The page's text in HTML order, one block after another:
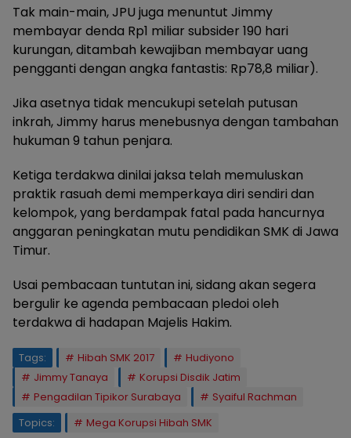
Tak main-main, JPU juga menuntut Jimmy
membayar denda Rp1 miliar subsider 190 hari
kurungan, ditambah kewajiban membayar uang
pengganti dengan angka fantastis: Rp78,8 miliar).
Jika asetnya tidak mencukupi setelah putusan
inkrah, Jimmy harus menebusnya dengan tambahan
hukuman 9 tahun penjara.
Ketiga terdakwa dinilai jaksa telah memuluskan
praktik rasuah demi memperkaya diri sendiri dan
kelompok, yang berdampak fatal pada hancurnya
anggaran peningkatan mutu pendidikan SMK di Jawa
Timur.
Usai pembacaan tuntutan ini, sidang akan segera
bergulir ke agenda pembacaan pledoi oleh
terdakwa di hadapan Majelis Hakim.
Tags: Hibah SMK 2017
Hudiyono
Jimmy Tanaya
Korupsi Disdik Jatim
Pengadilan Tipikor Surabaya
Syaiful Rachman
Topics:
Mega Korupsi Hibah SMK